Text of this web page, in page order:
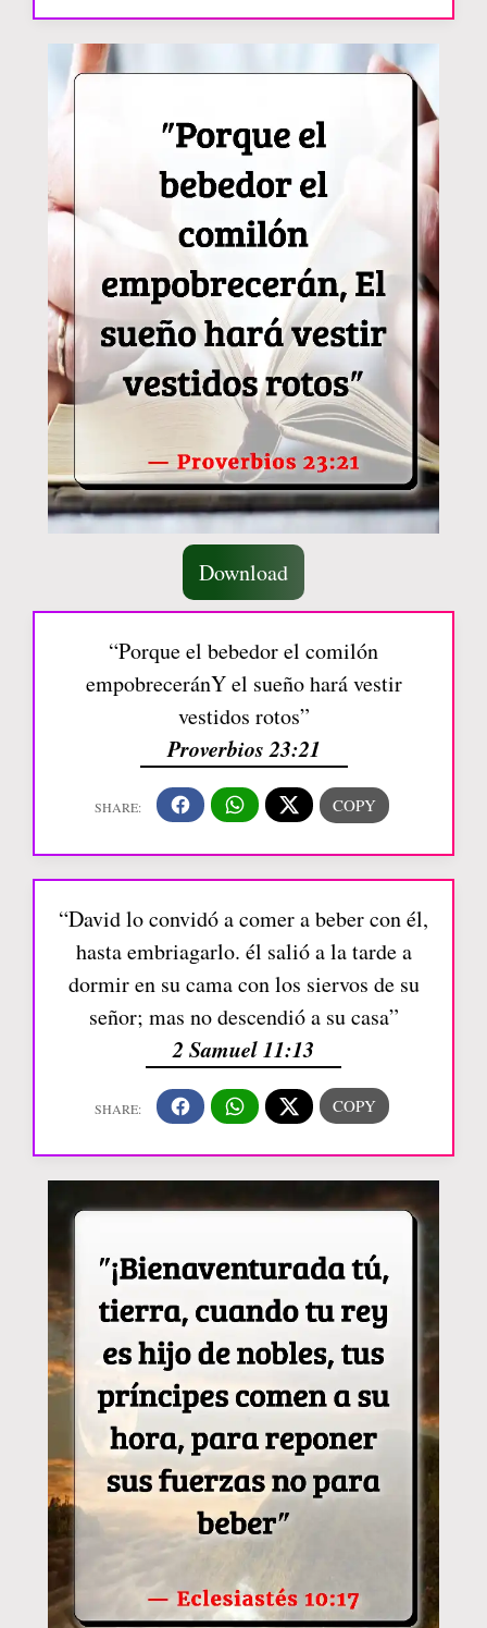
Download
“Porque el bebedor el comilón
empobreceránY el sueño hará vestir
vestidos rotos”
Proverbios 23:21
“David lo convidó a comer a beber con él,
hasta embriagarlo. él salió a la tarde a
dormir en su cama con los siervos de su
señor; mas no descendió a su casa”
2 Samuel 11:13